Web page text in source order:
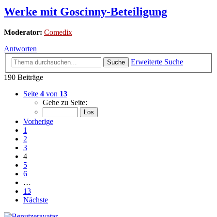
Werke mit Goscinny-Beteiligung
Moderator: Comedix
Antworten
Suche
Erweiterte Suche
190 Beiträge
Seite 4 von 13
Gehe zu Seite:
Vorherige
1
2
3
4
5
6
…
13
Nächste